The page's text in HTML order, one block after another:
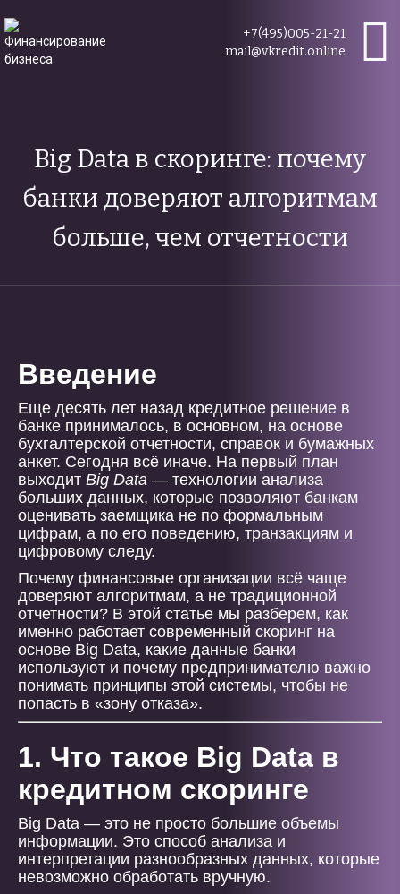
+7(495)005-21-21
mail@vkredit.online
Big Data в скоринге: почему
банки доверяют алгоритмам
больше, чем отчетности
Введение
Еще десять лет назад кредитное решение в
банке принималось, в основном, на основе
бухгалтерской отчетности, справок и бумажных
анкет. Сегодня всё иначе. На первый план
выходит Big Data — технологии анализа
больших данных, которые позволяют банкам
оценивать заемщика не по формальным
цифрам, а по его поведению, транзакциям и
цифровому следу.
Почему финансовые организации всё чаще
доверяют алгоритмам, а не традиционной
отчетности? В этой статье мы разберем, как
именно работает современный скоринг на
основе Big Data, какие данные банки
используют и почему предпринимателю важно
понимать принципы этой системы, чтобы не
попасть в «зону отказа».
1. Что такое Big Data в
кредитном скоринге
Big Data — это не просто большие объемы
информации. Это способ анализа и
интерпретации разнообразных данных, которые
невозможно обработать вручную.